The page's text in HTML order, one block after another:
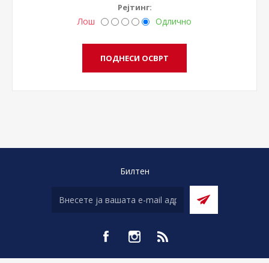
Рејтинг:
Лош Одлично
Билтен